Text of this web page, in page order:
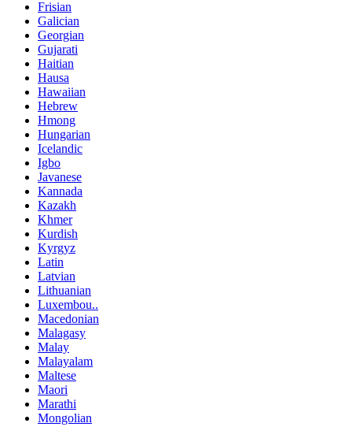
Frisian
Galician
Georgian
Gujarati
Haitian
Hausa
Hawaiian
Hebrew
Hmong
Hungarian
Icelandic
Igbo
Javanese
Kannada
Kazakh
Khmer
Kurdish
Kyrgyz
Latin
Latvian
Lithuanian
Luxembou..
Macedonian
Malagasy
Malay
Malayalam
Maltese
Maori
Marathi
Mongolian